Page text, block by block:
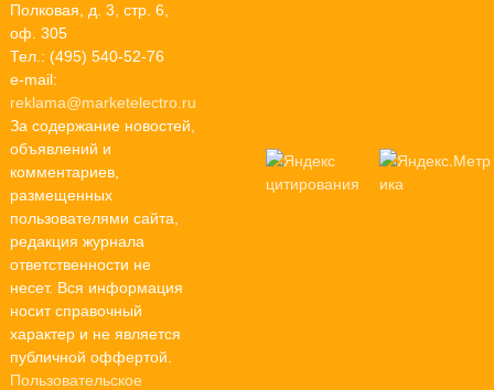
Полковая, д. 3, стр. 6,
оф. 305
Тел.: (495) 540-52-76
e-mail:
reklama@marketelectro.ru
За содержание новостей,
объявлений и
комментариев,
размещенных
пользователями сайта,
редакция журнала
ответственности не
несет. Вся информация
носит справочный
характер и не является
публичной оффертой.
Пользовательское